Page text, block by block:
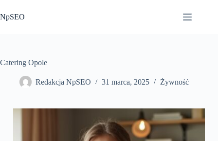
do
treści
NpSEO
Catering Opole
Redakcja NpSEO 31 marca, 2025 Żywność